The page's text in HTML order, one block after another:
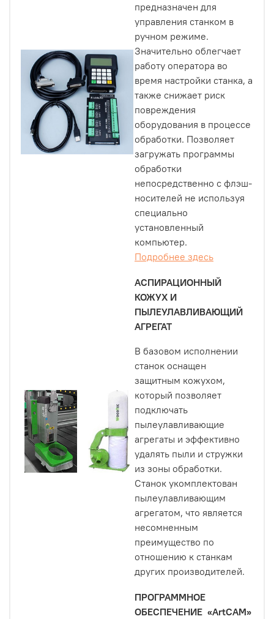
предназначен для
управления станком в
ручном режиме.
Значительно облегчает
работу оператора во
время настройки станка, а
также снижает риск
повреждения
оборудования в процессе
обработки. Позволяет
загружать программы
обработки
непосредственно с флэш-
носителей не используя
специально
установленный
компьютер.
Подробнее здесь
АСПИРАЦИОННЫЙ
КОЖУХ И
ПЫЛЕУЛАВЛИВАЮЩИЙ
АГРЕГАТ
В базовом исполнении
станок оснащен
защитным кожухом,
который позволяет
подключать
пылеулавливающие
агрегаты и эффективно
удалять пыли и стружки
из зоны обработки.
Станок укомплектован
пылеулавливающим
агрегатом, что является
несомненным
преимущество по
отношению к станкам
других производителей.
ПРОГРАММНОЕ
ОБЕСПЕЧЕНИЕ «ArtCAM»